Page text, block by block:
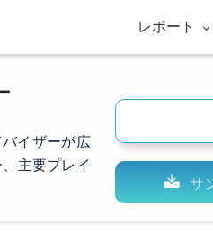
レポート
イザーが広
主要プレイ